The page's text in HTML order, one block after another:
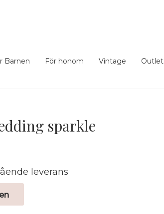
Barnen För honom Vintage
Outlet
sparkle
leverans